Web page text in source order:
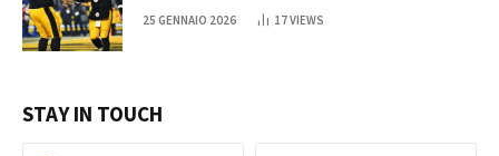
25 GENNAIO 2026 17VIEWS
STAY IN TOUCH